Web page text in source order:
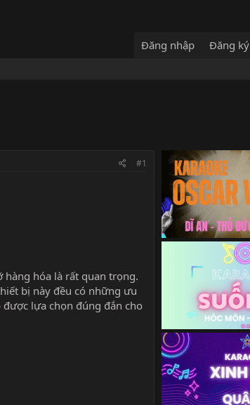
Đăng nhập Đăng ký
#1
hàng hóa là rất quan trọng.
bị này đều có những ưu
lựa chọn đúng đắn cho